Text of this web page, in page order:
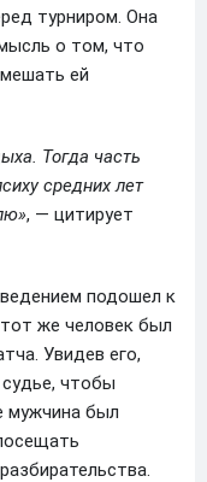
турниром. Она
о том, что
ей
Тогда часть
средних лет
, — цитирует
подошел к
же человек был
Увидев его,
чтобы
мужчина был